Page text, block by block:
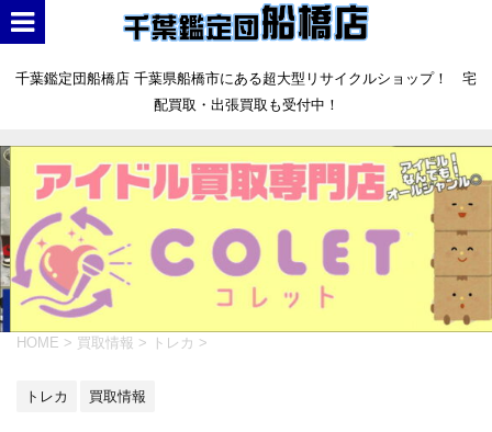
千葉鑑定団船橋店 千葉県船橋市にある超大型リサイクルショップ！ 宅
配買取・出張買取も受付中！
HOME > 買取情報 > トレカ >
トレカ 買取情報